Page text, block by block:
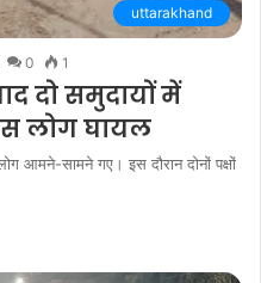
uttarakhand
0 1
दो समुदायों में
लोग घायल
आमने-सामने गए। इस दौरान दोनों पक्षों